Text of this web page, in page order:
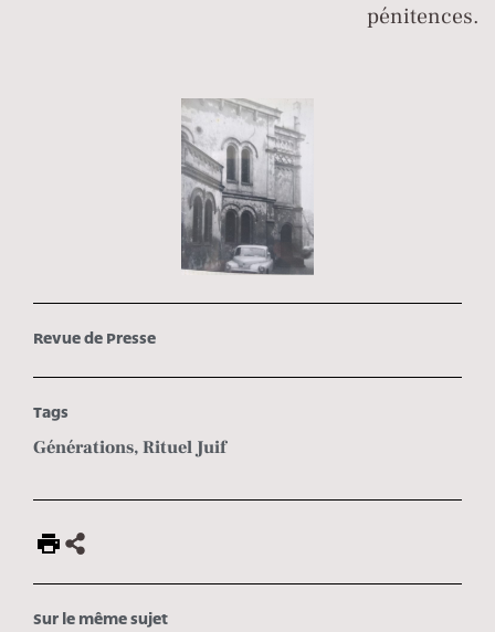
Revue de Presse
Tags
Générations,Rituel Juif
Sur le même sujet
pénitences.